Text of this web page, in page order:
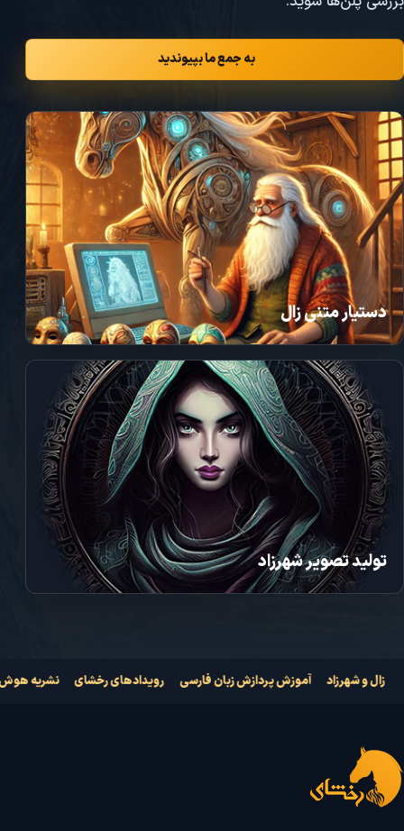
به جمع ما بپیوندید
دستیار متنی زال
تولید تصویر شهرزاد
نشریه رویدادهای رخشای آموزش پردازش زبان فارسی زال و شهرزاد